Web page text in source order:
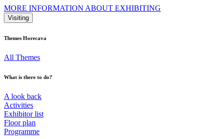
MORE INFORMATION ABOUT EXHIBITING
Visiting
Themes Horecava
All Themes
What is there to do?
A look back
Activities
Exhibitor list
Floor plan
Programme